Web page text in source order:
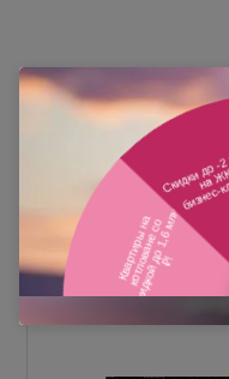
Похожие